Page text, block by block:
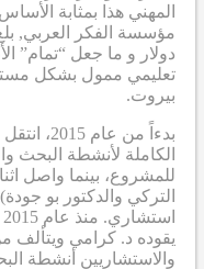
المهني هذا بمثابة الأساس
مؤسسة الفكر العربي,
دولار و ما جعل “تمام”
تعليمي ممول بشكل
بيروت.
بدءاً من
الكاملة لأنشطة البحث
للمشروع، بينما واصل
التركي والدكتور بو
استشاري. منذ عام 2015
يقوده د. كرامي ويتألف
والاستشاريين أنشطة